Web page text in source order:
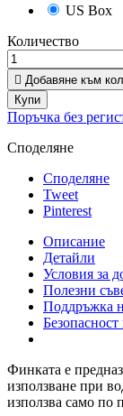
US Box
Количество
 Добавяне към
Купи
Поръчка без
Споделяне
Споделяне
Tweet
Pinterest
Описание
Детайли
Условия за
Полезни
Поддръжка
Финката е
използване при
използва само по